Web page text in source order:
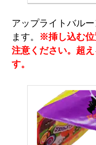
アップライトバル
ます。 ※挿し込む位
注意ください。超
す。